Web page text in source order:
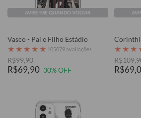
AVISE-ME QUANDO VOLTAR
Vasco - Pai e Filho Estádio
★ ★ ★ ★ ★ 105079 avaliações
R$99,90
R$69,90 30% OFF
★ ★ ★